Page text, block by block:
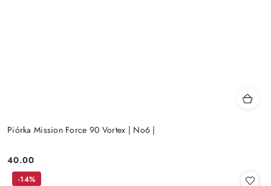
Piórka Mission Force 90 Vortex | No6 |
Cena:
40.00
-14%